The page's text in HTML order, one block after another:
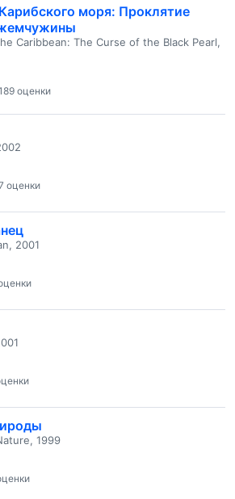
моря: Проклятие
Caribbean: The Curse of the Black Pearl,
оценки
оценки
2001
1999